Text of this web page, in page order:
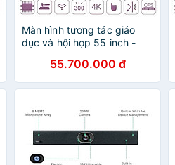
Màn hình tương tác giáo
dục và hội họp 55 inch -
55.700.000 đ